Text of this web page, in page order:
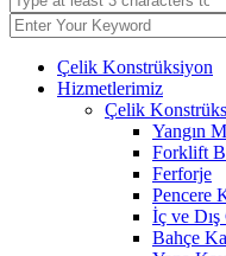
Çelik Konstrüksiyon
Hizmetlerimiz
Çelik
Yangın
Forklift
Ferforje
Pencere
İç ve Dış
Bahçe